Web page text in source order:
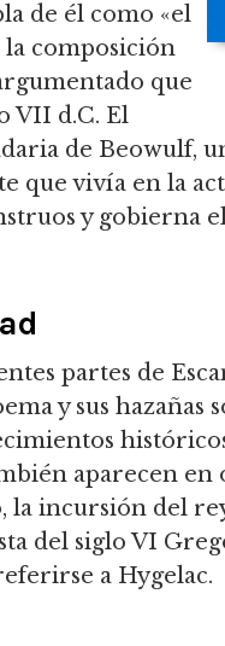
de él como «el
la composición
que
VII d.C. El
de Beowulf,
vivía en la
y gobierna
partes de
y sus hazañas
aparecen en
la incursión del
del siglo VI
a Hygelac.